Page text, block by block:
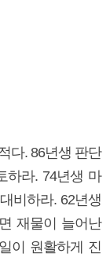
다. 86년생 판단
하라. 74년생 마
비하라. 62년생
재물이 늘어난
이 원활하게 진